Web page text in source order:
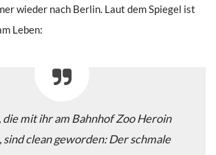
wieder nach Berlin. Laut dem Spiegel ist
Leben:
die mit ihr am Bahnhof Zoo Heroin
clean geworden: Der schmale